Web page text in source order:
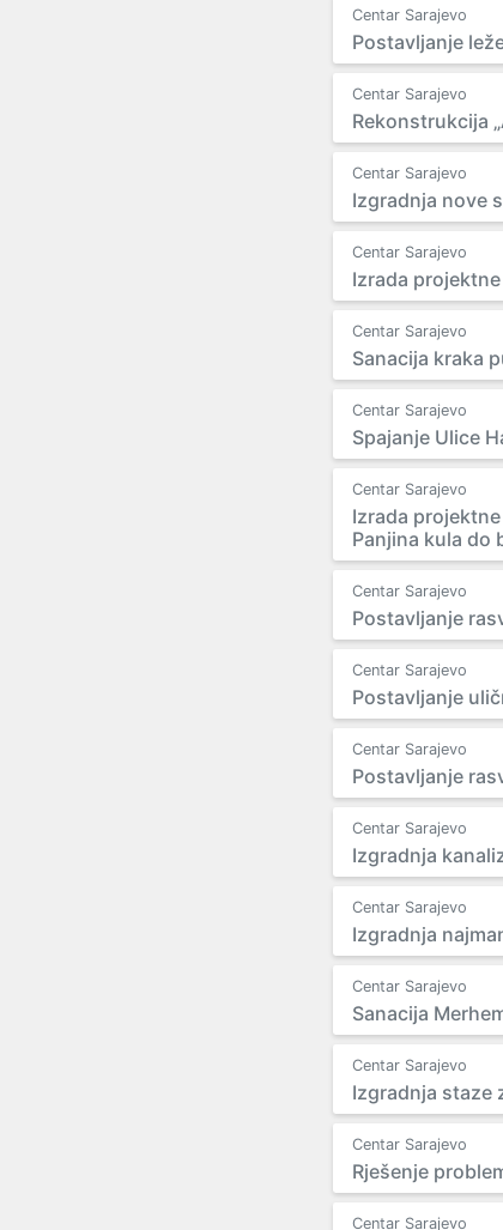
Centar Sarajevo
Postavljanje
Centar Sarajevo
Rekonstrukcija
Centar Sarajevo
Izgradnja nove
Centar Sarajevo
Izrada
Centar Sarajevo
Sanacija kraka
Centar Sarajevo
Spajanje Ulice
Centar Sarajevo
Izrada
Panjina kula do
Centar Sarajevo
Postavljanje
Centar Sarajevo
Postavljanje
Centar Sarajevo
Postavljanje
Centar Sarajevo
Izgradnja
Centar Sarajevo
Izgradnja
Centar Sarajevo
Sanacija
Centar Sarajevo
Izgradnja staze
Centar Sarajevo
Rješenje
Centar Sarajevo